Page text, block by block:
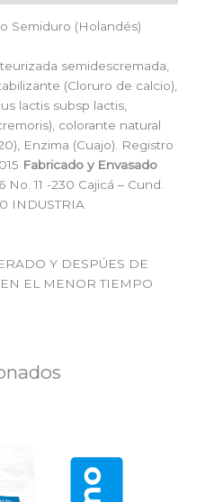
Semiduro (Holandés)
semidescremada,
(Cloruro de calcio),
lactis subsp lactis,
colorante natural
Enzima (Cuajo). Registro
Fabricado y Envasado
No. 11 -230 Cajicá – Cund.
INDUSTRIA
Y DESPÚES DE
EL MENOR TIEMPO